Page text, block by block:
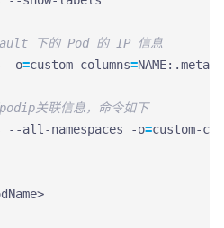
下的 Pod 的 IP 信息
-o=custom-columns=
关联信息，命令如下
all-namespaces -o=custom-